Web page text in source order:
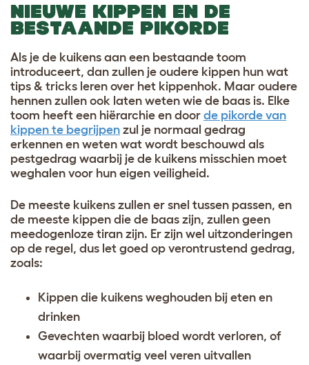
NIEUWE KIPPEN EN DE
BESTAANDE PIKORDE
Als je de kuikens aan een bestaande toom
introduceert, dan zullen je oudere kippen hun wat
tips & tricks leren over het kippenhok. Maar oudere
hennen zullen ook laten weten wie de baas is. Elke
toom heeft een hiërarchie en door de pikorde van
kippen te begrijpen zul je normaal gedrag
erkennen en weten wat wordt beschouwd als
pestgedrag waarbij je de kuikens misschien moet
weghalen voor hun eigen veiligheid.
De meeste kuikens zullen er snel tussen passen, en
de meeste kippen die de baas zijn, zullen geen
meedogenloze tiran zijn. Er zijn wel uitzonderingen
op de regel, dus let goed op verontrustend gedrag,
zoals:
Kippen die kuikens weghouden bij eten en
drinken
Gevechten waarbij bloed wordt verloren, of
waarbij overmatig veel veren uitvallen